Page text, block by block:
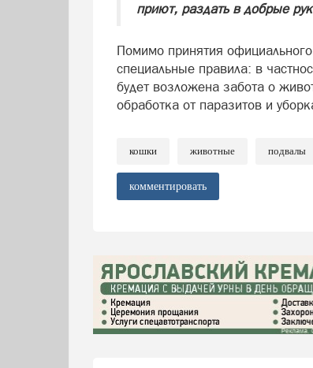
приют, раздать в добрые
Помимо принятия
специальные правила: в
будет возложена забота о
обработка от паразитов и
кошки животные подвалы
комментировать